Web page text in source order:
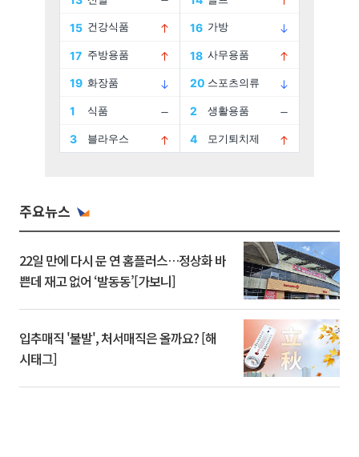
주요뉴스
22일 만에 다시 문 연 홈플러스…정상화 바
쁜데 재고 없어 ‘발동동’[가보니]
입추매직 '불발', 처서매직은 올까요? [해
시태그]